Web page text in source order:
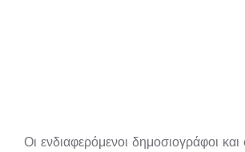
Οι ενδιαφερόμενοι δημοσιογράφοι